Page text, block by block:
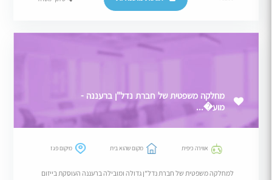
מחלקה משפטית של חברת נדל"ן ברעננה -
מוע�...
אווירה כיפית מקום שהוא בית מיקום פגז
למחלקה משפטית של חברת נדל"ן גדולה ומובילה ברעננה העוסקת בייזום